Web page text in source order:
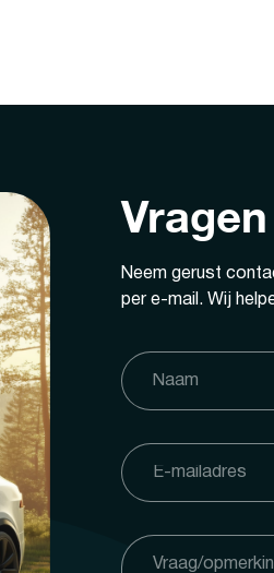
Neem gerust
per e-mail. Wij